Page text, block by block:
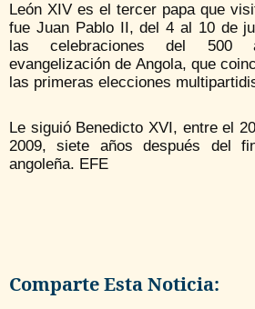
León XIV es el tercer papa que
fue Juan Pablo II, del 4 al 10 de
las celebraciones del 500
evangelización de Angola, que
las primeras elecciones
Le siguió Benedicto XVI, entre el
2009, siete años después del
angoleña. EFE
Comparte Esta Noticia: